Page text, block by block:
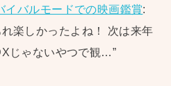
イバルモードでの映画鑑賞:
楽しかったよね！ 次は来年
じゃないやつで観…”